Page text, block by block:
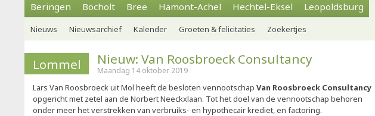
Beringen Bocholt Bree Hamont-Achel Hechtel-Eksel Leopoldsburg
Nieuws Nieuwsarchief Kalender Groeten & felicitaties Zoekertjes
Lommel Nieuw: Van Roosbroeck Consultancy
Maandag 14 oktober 2019
Lars Van Roosbroeck uit Mol heeft de besloten vennootschap Van Roosbroeck Consultancy
opgericht met zetel aan de Norbert Neeckxlaan. Tot het doel van de vennootschap behoren
onder meer het verstrekken van verbruiks- en hypothecair krediet, en factoring.